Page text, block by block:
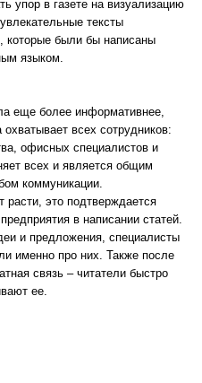
упор в газете на визуализацию
тексты
которые были бы написаны
языком.
еще более информативнее,
всех сотрудников:
офисных специалистов и
всех и является общим
коммуникации.
расти, это подтверждается
в написании статей.
и предложения, специалисты
именно про них. Также после
связь – читатели быстро
ее.